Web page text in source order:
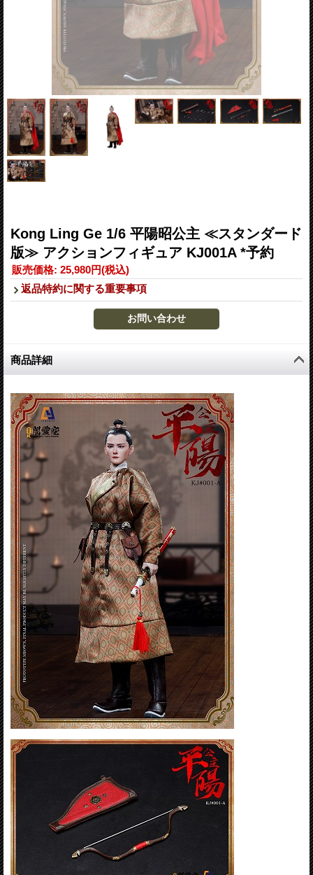
Kong Ling Ge 1/6 平陽昭公主 ≪スタンダード
版≫ アクションフィギュア KJ001A *予約
販売価格: 25,980円(税込)
返品特約に関する重要事項
商品詳細